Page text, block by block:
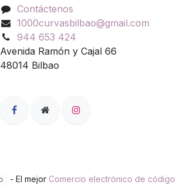
Contáctenos
1000curvasbilbao@gmail.com
944 653 424
Avenida Ramón y Cajal 66
48014 Bilbao
- El mejor Comercio electrónico de código